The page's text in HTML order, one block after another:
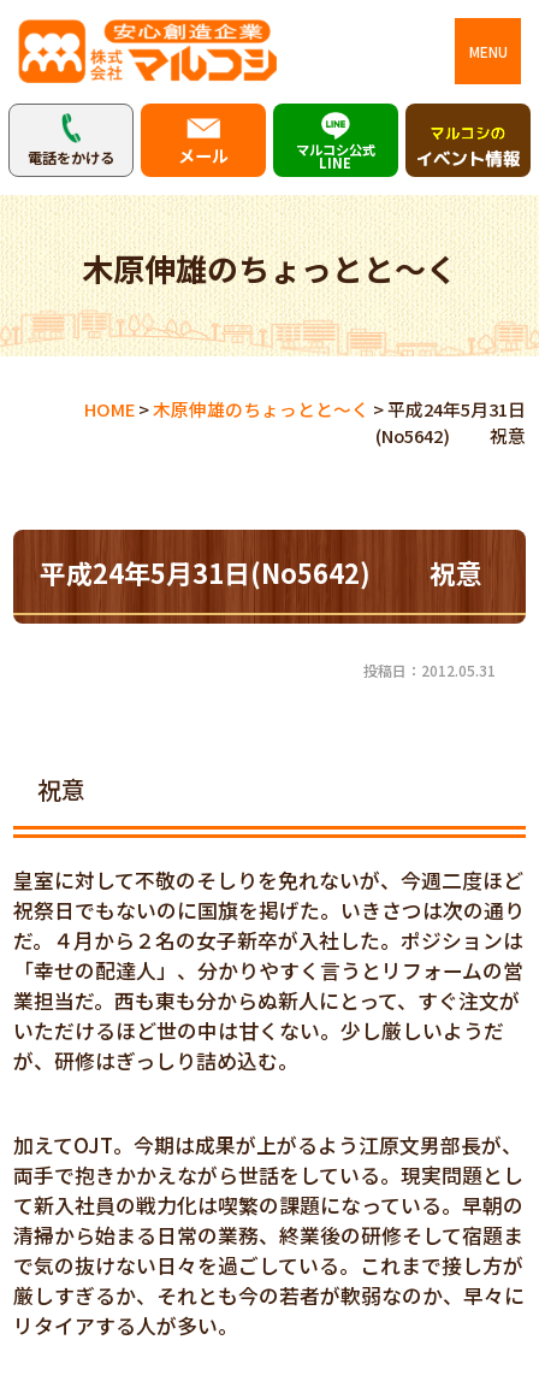
MENU
電話をかける メール マルコシ公式
LINE
木原伸雄のちょっとと～く
HOME>木原伸雄のちょっとと～く >平成24年5月31日
(No5642) 祝意
平成24年5月31日(No5642) 祝意
投稿日：2012.05.31
祝意
皇室に対して不敬のそしりを免れないが、今週二度ほど
祝祭日でもないのに国旗を掲げた。いきさつは次の通り
だ。４月から２名の女子新卒が入社した。ポジションは
「幸せの配達人」、分かりやすく言うとリフォームの営
業担当だ。西も東も分からぬ新人にとって、すぐ注文が
いただけるほど世の中は甘くない。少し厳しいようだ
が、研修はぎっしり詰め込む。
加えてOJT。今期は成果が上がるよう江原文男部長が、
両手で抱きかかえながら世話をしている。現実問題とし
て新入社員の戦力化は喫繁の課題になっている。早朝の
清掃から始まる日常の業務、終業後の研修そして宿題ま
で気の抜けない日々を過ごしている。これまで接し方が
厳しすぎるか、それとも今の若者が軟弱なのか、早々に
リタイアする人が多い。